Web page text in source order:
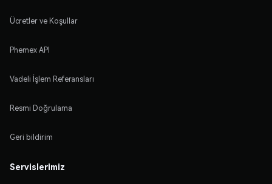
Ücretler ve Koşullar
Phemex API
Vadeli İşlem Referansları
Resmi Doğrulama
Geri bildirim
Servislerimiz